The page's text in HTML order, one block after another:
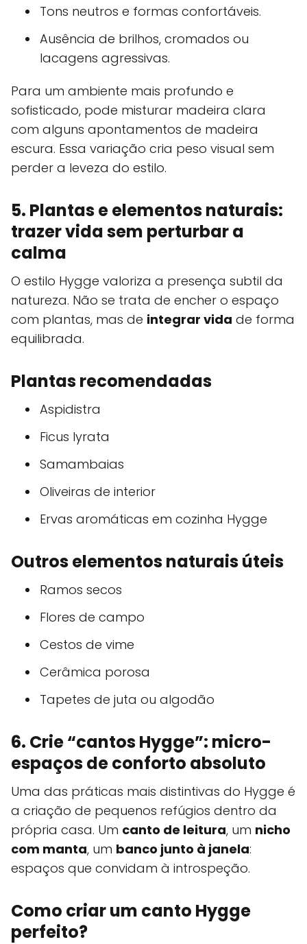
Tons neutros e formas confortáveis.
Ausência de brilhos, cromados ou
lacagens agressivas.
Para um ambiente mais profundo e
sofisticado, pode misturar madeira clara
com alguns apontamentos de madeira
escura. Essa variação cria peso visual sem
perder a leveza do estilo.
5. Plantas e elementos naturais:
trazer vida sem perturbar a
calma
O estilo Hygge valoriza a presença subtil da
natureza. Não se trata de encher o espaço
com plantas, mas de integrar vida de forma
equilibrada.
Plantas recomendadas
Aspidistra
Ficus lyrata
Samambaias
Oliveiras de interior
Ervas aromáticas em cozinha Hygge
Outros elementos naturais úteis
Ramos secos
Flores de campo
Cestos de vime
Cerâmica porosa
Tapetes de juta ou algodão
6. Crie “cantos Hygge”: micro-
espaços de conforto absoluto
Uma das práticas mais distintivas do Hygge é
a criação de pequenos refúgios dentro da
própria casa. Um canto de leitura, um nicho
com manta, um banco junto à janela:
espaços que convidam à introspeção.
Como criar um canto Hygge
perfeito?